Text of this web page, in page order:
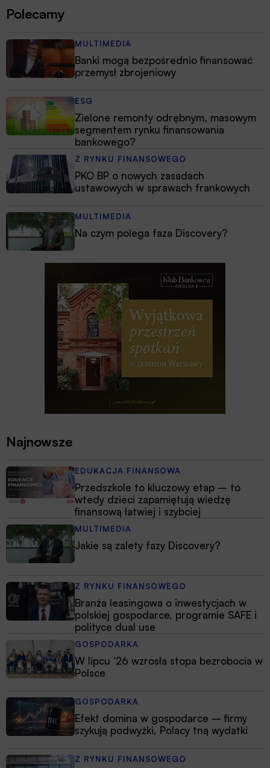
Polecamy
MULTIMEDIA
Banki mogą bezpośrednio finansować
przemysł zbrojeniowy
ESG
Zielone remonty odrębnym, masowym
segmentem rynku finansowania
bankowego?
Z RYNKU FINANSOWEGO
PKO BP o nowych zasadach
ustawowych w sprawach frankowych
MULTIMEDIA
Na czym polega faza Discovery?
Najnowsze
EDUKACJA FINANSOWA
Przedszkole to kluczowy etap – to
wtedy dzieci zapamiętują wiedzę
finansową łatwiej i szybciej
MULTIMEDIA
Jakie są zalety fazy Discovery?
Z RYNKU FINANSOWEGO
Branża leasingowa o inwestycjach w
polskiej gospodarce, programie SAFE i
polityce dual use
GOSPODARKA
W lipcu ’26 wzrosła stopa bezrobocia w
Polsce
GOSPODARKA
Efekt domina w gospodarce – firmy
szykują podwyżki, Polacy tną wydatki
Z RYNKU FINANSOWEGO